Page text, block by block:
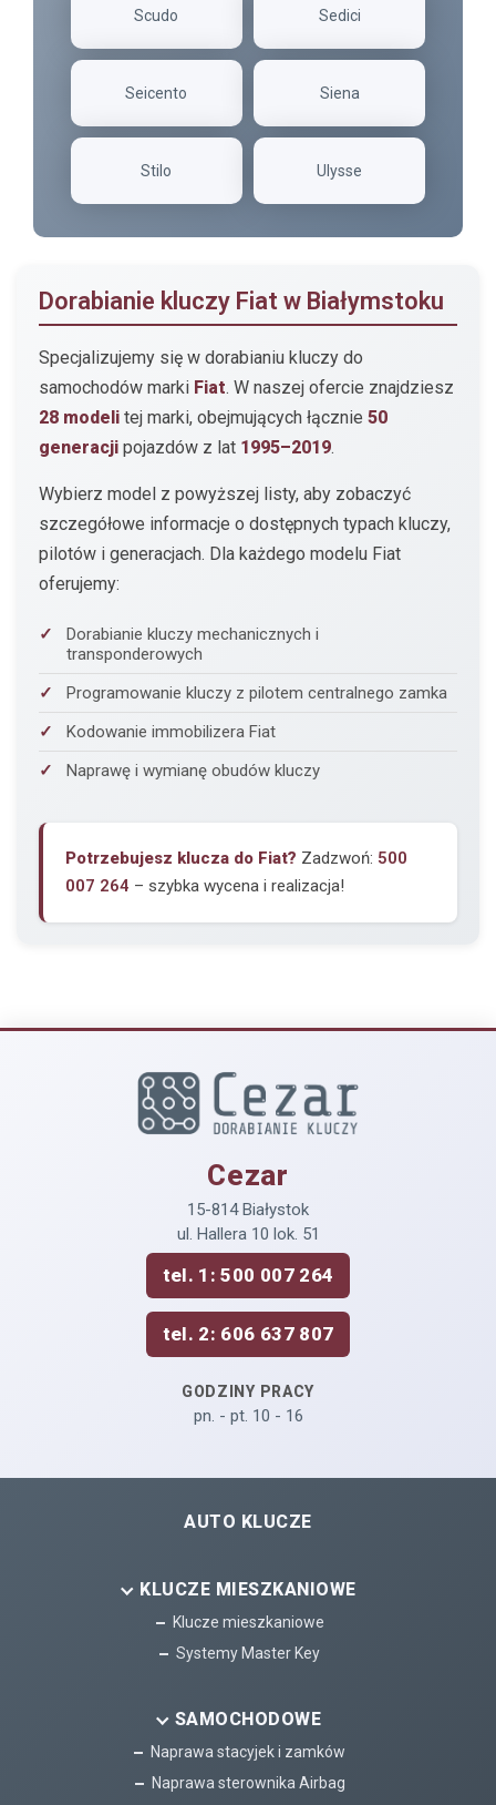
Scudo Sedici
Seicento Siena
Stilo Ulysse
Dorabianie kluczy Fiat w Białymstoku
Specjalizujemy się w dorabianiu kluczy do
samochodów marki Fiat. W naszej ofercie znajdziesz
28 modeli tej marki, obejmujących łącznie 50
generacji pojazdów z lat 1995–2019.
Wybierz model z powyższej listy, aby zobaczyć
szczegółowe informacje o dostępnych typach kluczy,
pilotów i generacjach. Dla każdego modelu Fiat
oferujemy:
Dorabianie kluczy mechanicznych i
transponderowych
Programowanie kluczy z pilotem centralnego zamka
Kodowanie immobilizera Fiat
Naprawę i wymianę obudów kluczy
Potrzebujesz klucza do Fiat? Zadzwoń: 500
007 264 – szybka wycena i realizacja!
Cezar
15-814 Białystok
ul. Hallera 10 lok. 51
tel. 1: 500 007 264
tel. 2: 606 637 807
GODZINY PRACY
pn. - pt. 10 - 16
AUTO KLUCZE
KLUCZE MIESZKANIOWE
Klucze mieszkaniowe
Systemy Master Key
SAMOCHODOWE
Naprawa stacyjek i zamków
Naprawa sterownika Airbag